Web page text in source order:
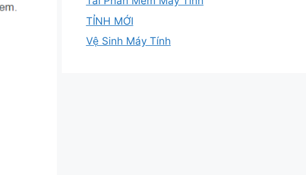
TỈNH MỚI
Vệ Sinh Máy Tính